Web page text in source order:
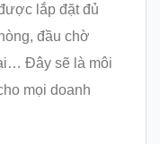
lắp đặt đủ
đầu chờ
Đây sẽ là môi
mọi doanh